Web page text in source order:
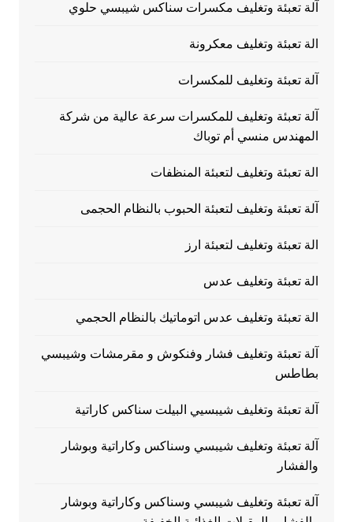
آلة تعبئة وتغليف مكسرات سناكس شيبسي حلوي
الة تعبئة وتغليف معكرونة
آلة تعبئة وتغليف للمكسرات
آلة تعبئة وتغليف للمكسرات سرعة عالية من شركة
المهندس منسي أم توباك
الة تعبئة وتغليف لتعبئة المنظفات
آلة تعبئة وتغليف لتعبئة الحبوب بالنظام الحجمى
الة تعبئة وتغليف لتعبئة ارز
الة تعبئة وتغليف عدس
الة تعبئة وتغليف عدس اتوماتيك بالنظام الحجمي
آلة تعبئة وتغليف فشار وفنكوش و مقرمشات وشيبسي
بطاطس
آلة تعبئة وتغليف شيبسيي البيلت سناكس كاراتية
آلة تعبئة وتغليف شيبسي وسناكس وكاراتية وبوشار
والفشار
آلة تعبئة وتغليف شيبسي وسناكس وكاراتية وبوشار